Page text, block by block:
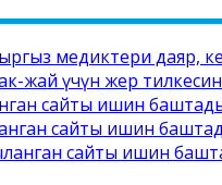
медиктери даяр,
үчүн жер тилкесин
сайты ишин
сайты ишин
сайты ишин